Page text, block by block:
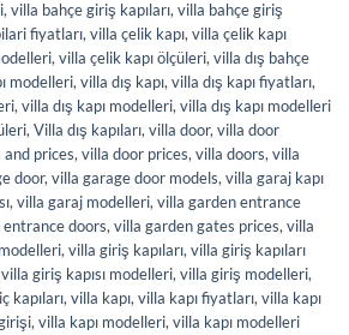
, villa bahçe giriş kapıları, villa bahçe giriş
fiyatları, villa çelik kapı, villa çelik kapı
, villa çelik kapı ölçüleri, villa dış bahçe
modelleri, villa dış kapı, villa dış kapı fiyatları,
, villa dış kapı modelleri, villa dış kapı modelleri
, Villa dış kapıları, villa door, villa door
prices, villa door prices, villa doors, villa
door, villa garage door models, villa garaj kapı
, villa garaj modelleri, villa garden entrance
doors, villa garden gates prices, villa
, villa giriş kapıları, villa giriş kapıları
villa giriş kapısı modelleri, villa giriş modelleri,
kapıları, villa kapı, villa kapı fiyatları, villa kapı
, villa kapı modelleri, villa kapı modelleri